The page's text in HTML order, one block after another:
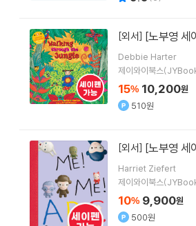
[외서] [노부영
Debbie Harter
제이와이북스
15% 10,200원
510원
[외서] [노부영
Harriet Ziefert
제이와이북스
10% 9,900원
500원